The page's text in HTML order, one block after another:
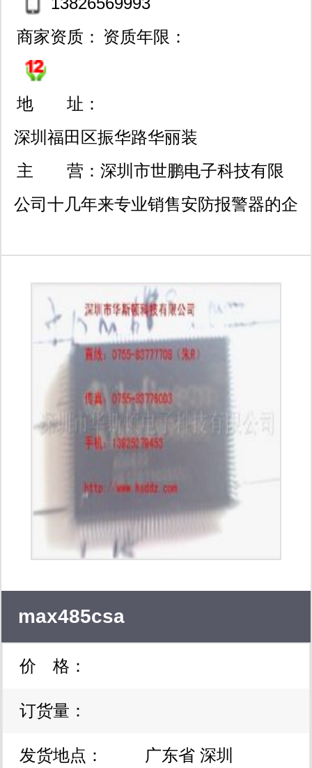
商家资质： 资质年限：
地 址：
深圳福田区振华路华丽装
饰大厦
主 营： 深圳市世鹏电子科技有限
公司十几年来专业销售安防报警器的企
度，绝对是广大客户开发和生产的坚强
后盾。主要经营品牌有ti德州仪器,台湾
义隆emc、美国微芯microchip、及
freescale品牌的烟雾报警器芯片： ★
消防安全行业：烟雾探测器
mc145010p、mc145010dw、
mc145012p、mc145012dw、
mc145018p，mc14468p，mc14467等
max485csa
价 格：
订货量：
发货地点： 广东省 深圳